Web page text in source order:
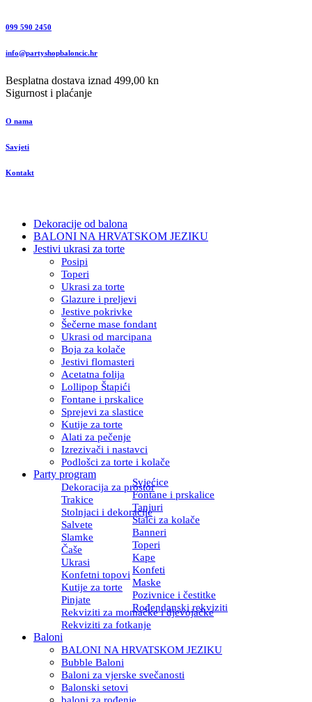
099 590 2450
info@partyshopbaloncic.hr
Besplatna dostava iznad 499,00 kn
Sigurnost i plaćanje
O nama
Savjeti
Kontakt
Dekoracije od balona
BALONI NA HRVATSKOM JEZIKU
Jestivi ukrasi za torte
Posipi
Toperi
Ukrasi za torte
Glazure i preljevi
Jestive pokrivke
Šečerne mase fondant
Ukrasi od marcipana
Boja za kolače
Jestivi flomasteri
Acetatna folija
Lollipop Štapići
Fontane i prskalice
Sprejevi za slastice
Kutije za torte
Alati za pečenje
Izrezivači i nastavci
Podlošci za torte i kolače
Party program
Dekoracija za prostor
Svjećice
Trakice
Fontane i prskalice
Stolnjaci i dekoracije
Tanjuri
Salvete
Stalci za kolače
Slamke
Banneri
Čaše
Toperi
Ukrasi
Kape
Konfetni topovi Konfeti
Kutije za torte
Maske
Pinjate
Pozivnice i čestitke
Rekviziti za momačke i djevojačke
Rođendanski rekviziti
Rekviziti za fotkanje
Baloni
BALONI NA HRVATSKOM JEZIKU
Bubble Baloni
Baloni za vjerske svečanosti
Balonski setovi
baloni za rođenje